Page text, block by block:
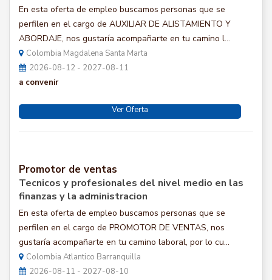
En esta oferta de empleo buscamos personas que se
perfilen en el cargo de AUXILIAR DE ALISTAMIENTO Y
ABORDAJE, nos gustaría acompañarte en tu camino l...
Colombia Magdalena Santa Marta
2026-08-12 - 2027-08-11
a convenir
Ver Oferta
Promotor de ventas
Tecnicos y profesionales del nivel medio en las
finanzas y la administracion
En esta oferta de empleo buscamos personas que se
perfilen en el cargo de PROMOTOR DE VENTAS, nos
gustaría acompañarte en tu camino laboral, por lo cu...
Colombia Atlantico Barranquilla
2026-08-11 - 2027-08-10